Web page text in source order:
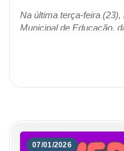
Na última terça-feira
Municipal de Educação,
07/01/2026